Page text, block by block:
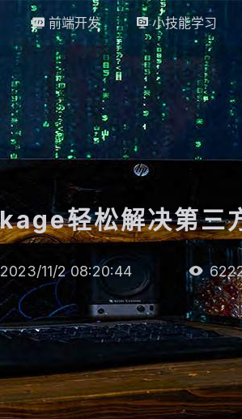
 前端开发  小技能学习
轻松解决第三
2023/11/2 08:20:44 